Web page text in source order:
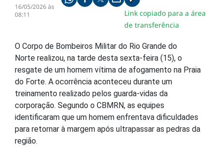
16/05/2026 às
08:11
Compartilhe pelo whatsapp
Compartilhar no facebook
Compartilhar no twitter
Compartilhe pelo email
Copiar link da notícia
Link copiado para a área
de transferência
O Corpo de Bombeiros Militar do Rio Grande do
Norte realizou, na tarde desta sexta-feira (15), o
resgate de um homem vítima de afogamento na Praia
do Forte. A ocorrência aconteceu durante um
treinamento realizado pelos guarda-vidas da
corporação. Segundo o CBMRN, as equipes
identificaram que um homem enfrentava dificuldades
para retornar à margem após ultrapassar as pedras da
região.